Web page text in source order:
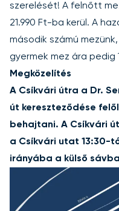
szerelését! A felnőtt
21.990 Ft-ba kerül. A
második számú
gyermek mez ára pedig
Megközelítés
A Csíkvári útra a Dr.
út kereszteződése
behajtani. A Csíkvári
a Csíkvári utat 13:30-
irányába a külső